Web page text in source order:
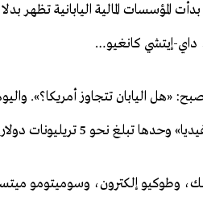
المؤسسات المالية اليابانية تظهر
داي-إيتشي كانغيو…
«هل اليابان تتجاوز أمريكا؟».
نحو 5 تريليونات دولار.
وطوكيو إلكترون، وسوميتومو